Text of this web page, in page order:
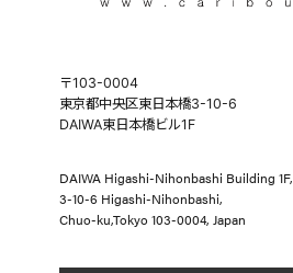
情報セキュリティ基本方針
〒103-0004
東京都中央区東日本橋3-10-6
DAIWA東日本橋ビル1F
DAIWA Higashi-Nihonbashi Building 1F,
3-10-6 Higashi-Nihonbashi,
Chuo-ku,Tokyo 103-0004, Japan